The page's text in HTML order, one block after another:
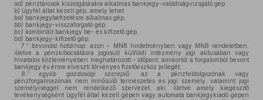
ad) pénztárosok kiszolgálására alkalmas bankjegy-valódiságvizsgáló gép,
b) ügyfél által kezelt gép, amely lehet
ba) bankjegybefizetésre alkalmas gép,
bb) bankjegy-visszaforgató gép,
bc) kombinált bankjegy be- és kifizető gép,
bd) bankjegy-kifizető gép;
7. 4 bevonási határnap: azon – MNB hirdetményben vagy MNB rendeletben,
illetve a pénzkibocsátásra jogosult külföldi intézmény jogi aktusában vagy
hivatalos közleményében meghatározott – időpont, amikortól a forgalomból bevont
bankjegy és érme elveszti törvényes fizetőeszköz jellegét;
8. 5 egyéb gazdasági szereplő:
az a pénzfeldolgozónak vagy
pénzforgalmazónak nem minősülő természetes és jogi személy, valamint jogi
személyiséggel nem rendelkező szervezet, aki, illetve amely kiegészítő
tevékenységként ügyfél által kezelt gépen vagy automata bankjegykiadó gépen